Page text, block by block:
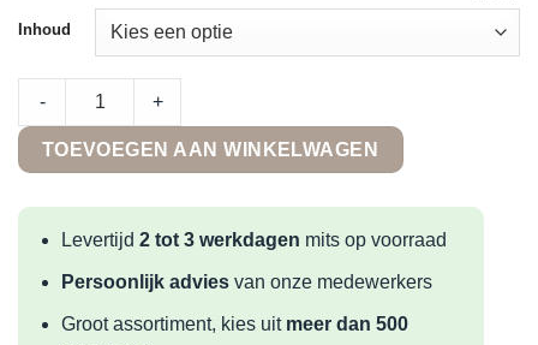
Inhoud
HMK M541 Natuursteen Onderhoudsset quantity
- +
TOEVOEGEN AAN WINKELWAGEN
Levertijd 2 tot 3 werkdagen mits op voorraad
Persoonlijk adviesvan onze medewerkers
Groot assortiment, kies uit meer dan 500